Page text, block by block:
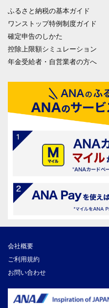
ふるさと納税の基本ガイド
ワンストップ特例制度ガイド
確定申告のしかた
控除上限額シミュレーション
年金受給者・自営業者の方へ
会社概要
ご利用規約
お問い合わせ